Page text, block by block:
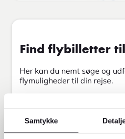
Samtykke
Find flybilletter
Her kan du nemt søge og
flymuligheder til din rejse.
Fra